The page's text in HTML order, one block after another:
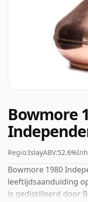
Bowmore
Regio:IslayABV:52.6%
Bowmore 1980
leeftijdsaanduiding
is gedistilleerd door